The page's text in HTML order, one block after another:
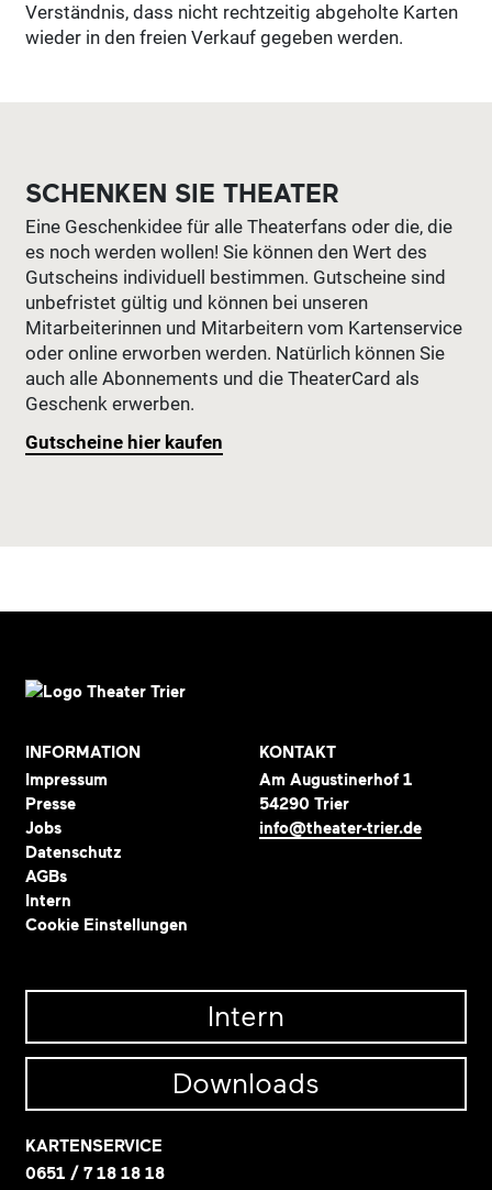
Verständnis, dass nicht rechtzeitig abgeholte Karten
wieder in den freien Verkauf gegeben werden.
SCHENKEN SIE THEATER
Eine Geschenkidee für alle Theaterfans oder die, die
es noch werden wollen! Sie können den Wert des
Gutscheins individuell bestimmen. Gutscheine sind
unbefristet gültig und können bei unseren
Mitarbeiterinnen und Mitarbeitern vom Kartenservice
oder online erworben werden. Natürlich können Sie
auch alle Abonnements und die TheaterCard als
Geschenk erwerben.
Gutscheine hier kaufen
INFORMATION
Impressum
Presse
Jobs
Datenschutz
AGBs
Intern
Cookie Einstellungen
KONTAKT
Am Augustinerhof 1
54290 Trier
info@theater-trier.de
Intern
Downloads
KARTENSERVICE
0651 / 7 18 18 18